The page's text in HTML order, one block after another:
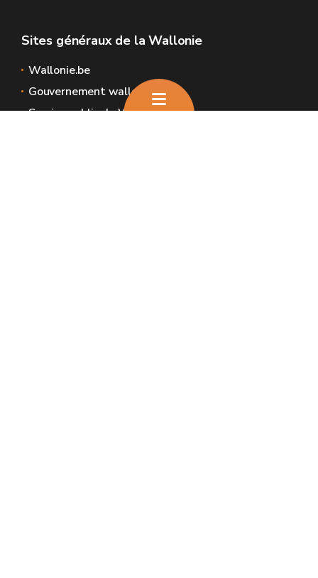
Sites généraux de la Wallonie
Wallonie.be
Gouvernement wallon
Service public de Wallonie